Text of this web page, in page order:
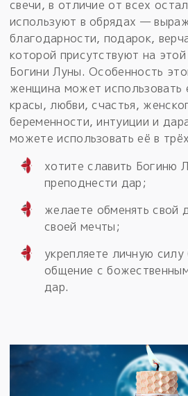
свечи, в отличие от всех
используют в обрядах —
благодарности, подарок,
которой присутствуют на
Богини Луны. Особенность
женщина может использовать
красы, любви, счастья,
беременности, интуиции и
можете использовать её в
хотите славить Богиню
преподнести дар;
желаете обменять свой
своей мечты;
укрепляете личную
общение с
дар.